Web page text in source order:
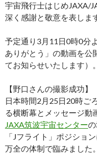
宇宙飛行士はじめJAXA/
深く感謝と敬意を表しま
予定通り3月11日0時0分
ありがとう」の動画を公
てお知らせいたします）。
【野口さんの撮影成功】
日本時間2月25日20時ご
る横断幕とメッセージ動
JAXA筑波宇宙センター
「Jフライト」ポジショ
万全の体制で臨みました。